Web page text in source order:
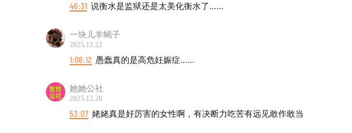
46:31 说衡水是监狱还是太美化衡水了……
一块儿羊蝎子
2025.12.22
1:08:12 愚蠢真的是高危妊娠症……
她她公社
2025.12.20
53:07 姥姥真是好厉害的女性啊，有决断力吃苦有远见敢作敢当